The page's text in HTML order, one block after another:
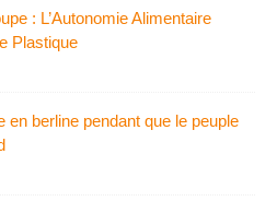
: L’Autonomie Alimentaire
Plastique
en berline pendant que le peuple